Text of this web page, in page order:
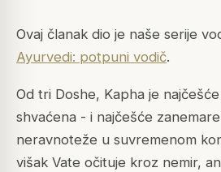
Ovaj članak dio je naše serije
Ayurvedi: potpuni vodič.
Od tri Doshe, Kapha je
shvaćena - i najčešće
neravnoteže u suvremenom
višak Vate očituje kroz nemir,